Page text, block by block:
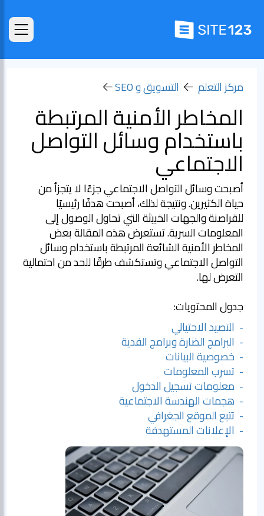
مركز التعلم التسويق و SEO
المخاطر الأمنية المرتبطة
باستخدام وسائل التواصل
الاجتماعي
أصبحت وسائل التواصل الاجتماعي جزءًا لا يتجزأ من
حياة الكثيرين. ونتيجة لذلك، أصبحت هدفًا رئيسيًا
للقراصنة والجهات الخبيثة التي تحاول الوصول إلى
المعلومات السرية. تستعرض هذه المقالة بعض
المخاطر الأمنية الشائعة المرتبطة باستخدام وسائل
التواصل الاجتماعي وتستكشف طرقًا للحد من احتمالية
التعرض لها.
جدول المحتويات:
- التصيد الاحتيالي
- البرامج الضارة وبرامج الفدية
- خصوصية البيانات
- تسرب المعلومات
- معلومات تسجيل الدخول
- هجمات الهندسة الاجتماعية
- تتبع الموقع الجغرافي
- الإعلانات المستهدفة